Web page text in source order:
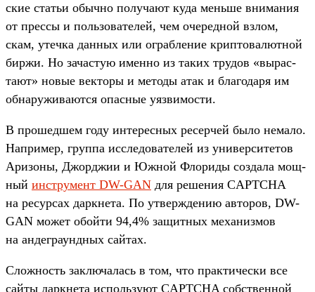
ские статьи обыч­но получа­ют куда мень­ше вни­мания
от прес­сы и поль­зовате­лей, чем оче­ред­ной взлом,
скам, утеч­ка дан­ных или ограбле­ние крип­товалют­ной
бир­жи. Но зачас­тую имен­но из таких тру­дов «вырас­
тают» новые век­торы и методы атак и бла­года­ря им
обна­ружи­вают­ся опас­ные уяз­вимос­ти.
В про­шед­шем году инте­рес­ных ресер­чей было немало.
Нап­ример, груп­па иссле­дова­телей из уни­вер­ситетов
Ари­зоны, Джор­джии и Южной Фло­риды соз­дала мощ­
ный инс­тру­мент DW-GAN для решения CAPTCHA
на ресур­сах дар­кне­та. По утвер­жде­нию авто­ров, DW-
GAN может обой­ти 94,4% защит­ных механиз­мов
на андегра­ундных сай­тах.
Слож­ность зак­лючалась в том, что прак­тичес­ки все
сай­ты дар­кне­та исполь­зуют CAPTCHA собс­твен­ной